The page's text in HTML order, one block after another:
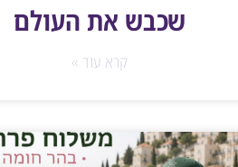
שכבש את העולם
קרא עוד »